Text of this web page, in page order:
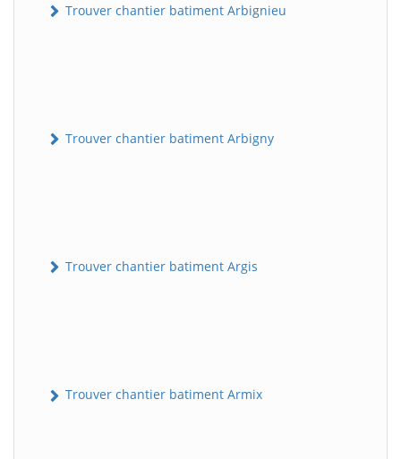
Trouver chantier batiment Arbignieu
Trouver chantier batiment Arbigny
Trouver chantier batiment Argis
Trouver chantier batiment Armix